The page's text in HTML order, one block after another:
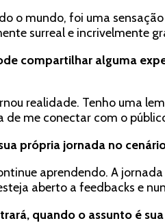
o mundo, foi uma
surreal e incrivelmente
compartilhar alguma
realidade. Tenho uma
me conectar com o
própria jornada no
aprendendo. A
aberto a feedbacks e
quando o assunto é